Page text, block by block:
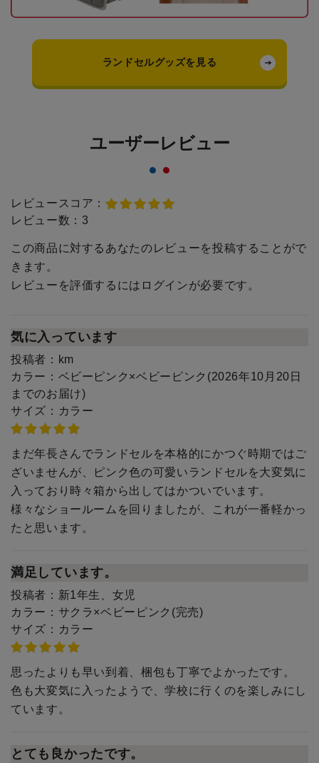
ランドセルグッズを見る
ユーザーレビュー
レビュースコア：
レビュー数： 3
この商品に対するあなたのレビューを投稿することがで
きます。
レビューを評価するには ログインが必要です。
気に入っています
投稿者： km
カラー： ベビーピンク×ベビーピンク(2026年10月20日
までのお届け)
サイズ： カラー
まだ年長さんでランドセルを本格的にかつぐ時期ではご
ざいませんが、ピンク色の可愛いランドセルを大変気に
入っており時々箱から出してはかついでいます。
様々なショールームを回りましたが、これが一番軽かっ
たと思います。
満足しています。
投稿者： 新1年生、女児
カラー： サクラ×ベビーピンク(完売)
サイズ： カラー
思ったよりも早い到着、梱包も丁寧でよかったです。
色も大変気に入ったようで、学校に行くのを楽しみにし
ています。
とても良かったです。